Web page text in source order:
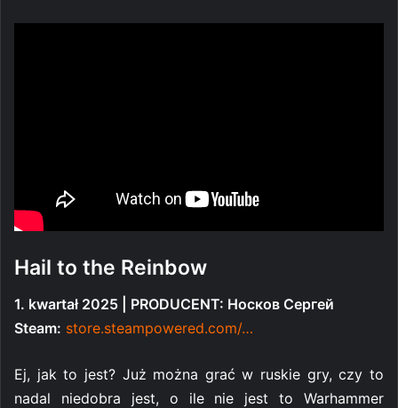
Hail to the Reinbow
1. kwartał 2025 | PRODUCENT: Носков Сергей
Steam: store.steampowered.com/…
Ej, jak to jest? Już można grać w ruskie gry, czy to
nadal niedobra jest, o ile nie jest to Warhammer